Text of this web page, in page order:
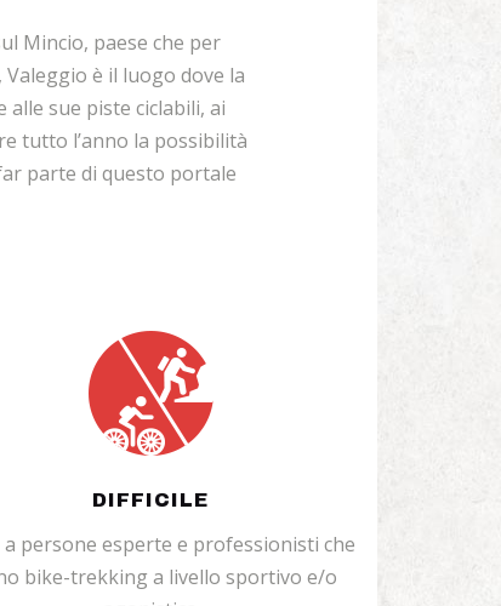
Mincio, paese che per
è il luogo dove la
sue piste ciclabili, ai
tutto l’anno la possibilità
parte di questo portale
DIFFICILE
persone esperte e professionisti che
bike-trekking a livello sportivo e/o